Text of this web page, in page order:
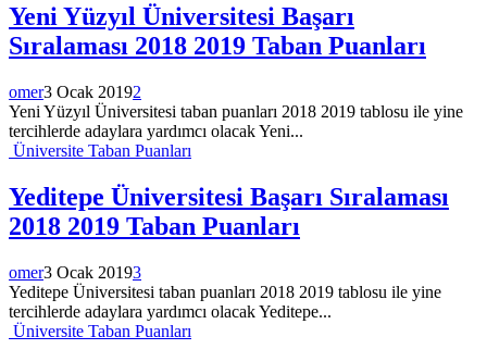
Yeni Yüzyıl Üniversitesi Başarı
Sıralaması 2018 2019 Taban Puanları
omer3 Ocak 20192
Yeni Yüzyıl Üniversitesi taban puanları 2018 2019 tablosu ile yine
tercihlerde adaylara yardımcı olacak Yeni...
Üniversite Taban Puanları
Yeditepe Üniversitesi Başarı Sıralaması
2018 2019 Taban Puanları
omer3 Ocak 20193
Yeditepe Üniversitesi taban puanları 2018 2019 tablosu ile yine
tercihlerde adaylara yardımcı olacak Yeditepe...
Üniversite Taban Puanları